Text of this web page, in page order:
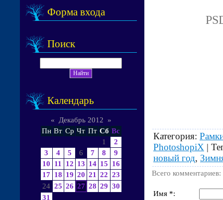
Форма входа
Поиск
Календарь
« Декабрь 2012
»
Пн Вт Ср Чт Пт Сб Вс
1
2
3
4 5 6 7 8
9
10
11 12 13 14 15
16
17 18 19 20 21 22 23
24 25 26 27 28 29 30
31
Категория:
PhotoshopiX |
новый год,
Всего комментариев:
Имя *: